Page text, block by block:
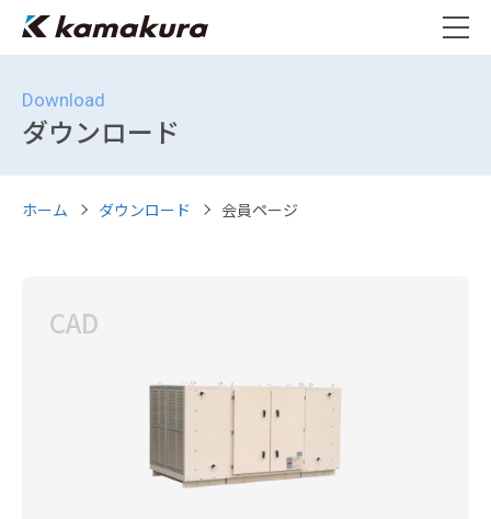
Download
ダウンロード
ホーム ダウンロード 会員ページ
CAD